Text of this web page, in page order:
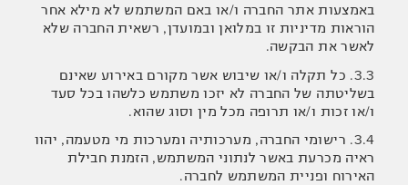
באמצעות אתר החברה ו/או באם המשתמש לא מילא אחר
הוראות מדיניות זו במלואן ובמועדן, רשאית החברה שלא
לאשר את הבקשה.
3.3. כל תקלה ו/או שיבוש אשר מקורם באירוע שאינם
בשליטתה של החברה לא יזכו משתמש כלשהו בכל סעד
ו/או זכות ו/או תרופה מכל מין וסוג שהוא.
3.4. רישומי החברה, מערכותיה ומערכות מי מטעמה, יהוו
ראיה מכרעת באשר לנתוני המשתמש, הזמנת חבילת
האירוח ופניית המשתמש לחברה.